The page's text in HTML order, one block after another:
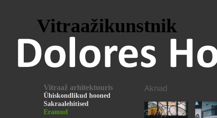
Vitraažikunstnik
Vitraaž arhitektuuris
Ühiskondlikud hooned
Sakraalehitised
Eramud
Aknad